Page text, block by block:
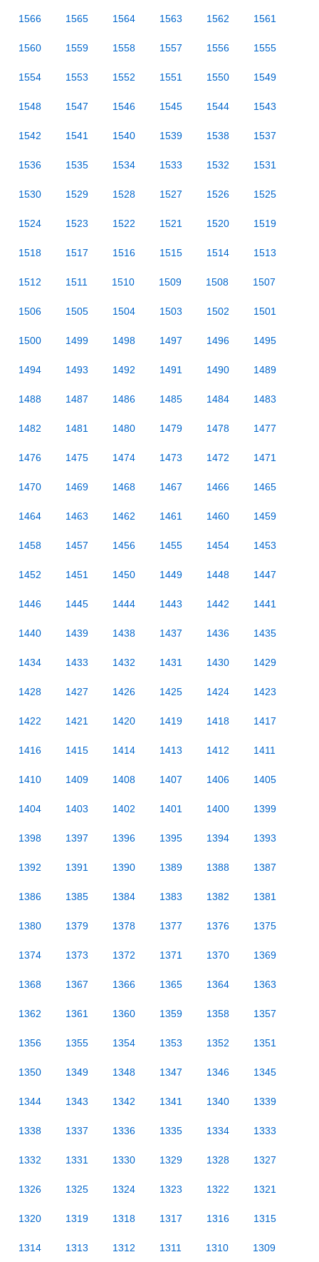
1566 1565 1564 1563 1562 1561
1560 1559 1558 1557 1556 1555
1554 1553 1552 1551 1550 1549
1548 1547 1546 1545 1544 1543
1542 1541 1540 1539 1538 1537
1536 1535 1534 1533 1532 1531
1530 1529 1528 1527 1526 1525
1524 1523 1522 1521 1520 1519
1518 1517 1516 1515 1514 1513
1512 1511 1510 1509 1508 1507
1506 1505 1504 1503 1502 1501
1500 1499 1498 1497 1496 1495
1494 1493 1492 1491 1490 1489
1488 1487 1486 1485 1484 1483
1482 1481 1480 1479 1478 1477
1476 1475 1474 1473 1472 1471
1470 1469 1468 1467 1466 1465
1464 1463 1462 1461 1460 1459
1458 1457 1456 1455 1454 1453
1452 1451 1450 1449 1448 1447
1446 1445 1444 1443 1442 1441
1440 1439 1438 1437 1436 1435
1434 1433 1432 1431 1430 1429
1428 1427 1426 1425 1424 1423
1422 1421 1420 1419 1418 1417
1416 1415 1414 1413 1412 1411
1410 1409 1408 1407 1406 1405
1404 1403 1402 1401 1400 1399
1398 1397 1396 1395 1394 1393
1392 1391 1390 1389 1388 1387
1386 1385 1384 1383 1382 1381
1380 1379 1378 1377 1376 1375
1374 1373 1372 1371 1370 1369
1368 1367 1366 1365 1364 1363
1362 1361 1360 1359 1358 1357
1356 1355 1354 1353 1352 1351
1350 1349 1348 1347 1346 1345
1344 1343 1342 1341 1340 1339
1338 1337 1336 1335 1334 1333
1332 1331 1330 1329 1328 1327
1326 1325 1324 1323 1322 1321
1320 1319 1318 1317 1316 1315
1314 1313 1312 1311 1310 1309